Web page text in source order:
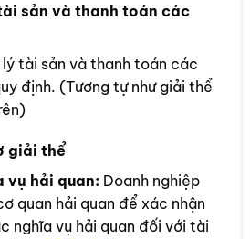
sản và thanh toán các
tài sản và thanh toán các
định. (Tương tự như giải thể
giải thể
vụ hải quan: Doanh nghiệp
quan hải quan để xác nhận
nghĩa vụ hải quan đối với tài